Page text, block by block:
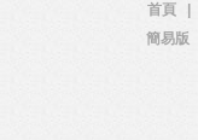
首頁
簡易版